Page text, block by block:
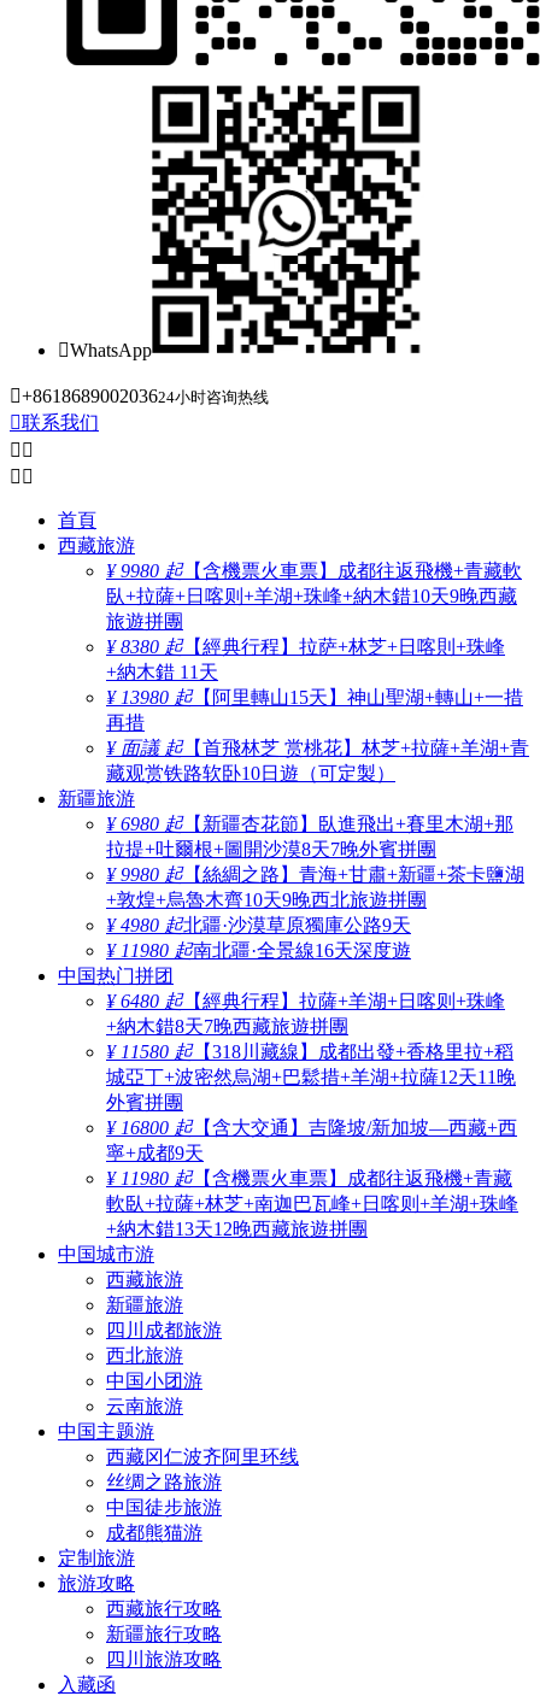
WhatsApp
+861868900203624小时咨询热线
联系我们
 
 
首頁
西藏旅游
¥ 9980 起【含機票火車票】成都往返飛機+青藏軟
臥+拉薩+日喀则+羊湖+珠峰+納木錯10天9晚西藏
旅遊拼團
¥ 8380 起【經典行程】拉萨+林芝+日喀則+珠峰
+納木錯 11天
¥ 13980 起【阿里轉山15天】神山聖湖+轉山+一措
再措
¥ 面議 起【首飛林芝 赏桃花】林芝+拉薩+羊湖+青
藏观赏铁路软卧10日遊（可定製）
新疆旅游
¥ 6980 起【新疆杏花節】臥進飛出+賽里木湖+那
拉提+吐爾根+圖開沙漠8天7晚外賓拼團
¥ 9980 起【絲綢之路】青海+甘肅+新疆+茶卡鹽湖
+敦煌+烏魯木齊10天9晚西北旅遊拼團
¥ 4980 起北疆·沙漠草原獨庫公路9天
¥ 11980 起南北疆·全景線16天深度遊
中国热门拼团
¥ 6480 起【經典行程】拉薩+羊湖+日喀则+珠峰
+納木錯8天7晚西藏旅遊拼團
¥ 11580 起【318川藏線】成都出發+香格里拉+稻
城亞丁+波密然烏湖+巴鬆措+羊湖+拉薩12天11晚
外賓拼團
¥ 16800 起【含大交通】吉隆坡/新加坡—西藏+西
寧+成都9天
¥ 11980 起【含機票火車票】成都往返飛機+青藏
軟臥+拉薩+林芝+南迦巴瓦峰+日喀则+羊湖+珠峰
+納木錯13天12晚西藏旅遊拼團
中国城市游
西藏旅游
新疆旅游
四川成都旅游
西北旅游
中国小团游
云南旅游
中国主题游
西藏冈仁波齐阿里环线
丝绸之路旅游
中国徒步旅游
成都熊猫游
定制旅游
旅游攻略
西藏旅行攻略
新疆旅行攻略
四川旅游攻略
入藏函